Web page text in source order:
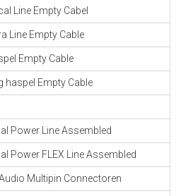
Line Empty Cabel
Line Empty Cable
Empty Cable
haspel Empty Cable
Power Line Assembled
Power FLEX Line Assembled
Multipin Connectoren